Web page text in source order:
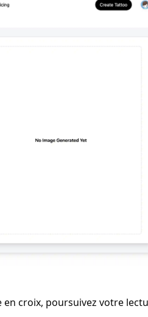
en croix, poursuivez votre